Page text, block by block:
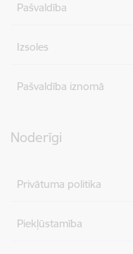
Pašvaldība
Izsoles
Pašvaldība iznomā
Noderīgi
Privātuma politika
Piekļūstamība